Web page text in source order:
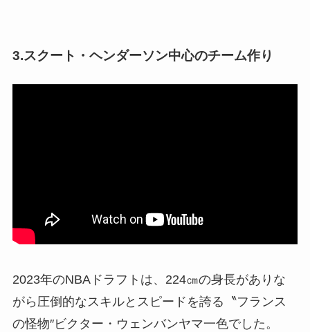
3.スクート・ヘンダーソン中心のチーム作り
2023年のNBAドラフトは、224㎝の身長がありな
がら圧倒的なスキルとスピードを誇る〝フランス
の怪物″ビクター・ウェンバンヤマ一色でした。